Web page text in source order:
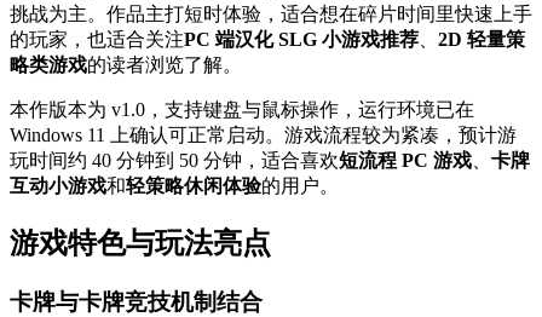
挑战为主。作品主打短时体验，适合想在碎片时间里快速上手
的玩家，也适合关注PC 端汉化 SLG 小游戏推荐
2D 轻量策
略类游戏的读者浏览了解。
本作版本为 v1.0，支持键盘与鼠标操作，运行环境已在
Windows 11 上确认可正常启动。游戏流程较为紧凑，预计游
玩时间约 40 分钟到 50 分钟，适合喜欢短流程 PC 游戏
卡牌
互动小游戏和轻策略休闲体验的用户。
游戏特色与玩法亮点
卡牌与卡牌竞技机制结合